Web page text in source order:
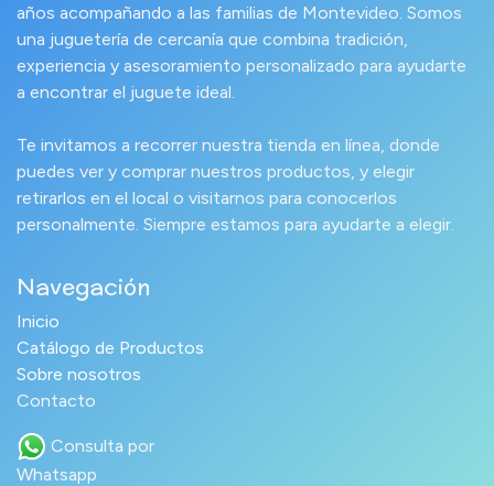
años acompañando a las familias de Montevideo. Somos
una juguetería de cercanía que combina tradición,
experiencia y asesoramiento personalizado para ayudarte
a encontrar el juguete ideal.
Te invitamos a recorrer nuestra tienda en línea, donde
puedes ver y comprar nuestros productos, y elegir
retirarlos en el local o visitarnos para conocerlos
personalmente. Siempre estamos para ayudarte a elegir.
Navegación
Inicio
Catálogo de Productos
Sobre nosotros
Contacto
Consulta por
Whatsapp